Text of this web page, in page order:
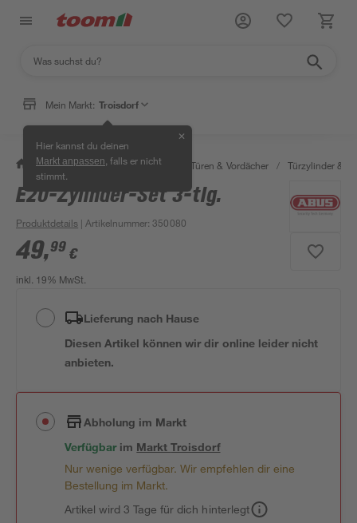
Mein Markt: Troisdorf
Hier kannst du deinen
Markt anpassen , falls er nicht
stimmt.
✕
/ Bauen & Renovieren / Fenster, Türen & Vordächer / Türzylinder &
E20-Zylinder-Set 3-tlg.
Produktdetails | Artikelnummer:350080
49,99 €
inkl. 19% MwSt.
Lieferung nach Hause
Diesen Artikel können wir dir online leider nicht
anbieten.
Abholung im Markt
Verfügbar im MarktTroisdorf
Nur wenige verfügbar. Wir empfehlen dir eine
Bestellung im Markt.
Artikel wird 3 Tage für dich hinterlegt